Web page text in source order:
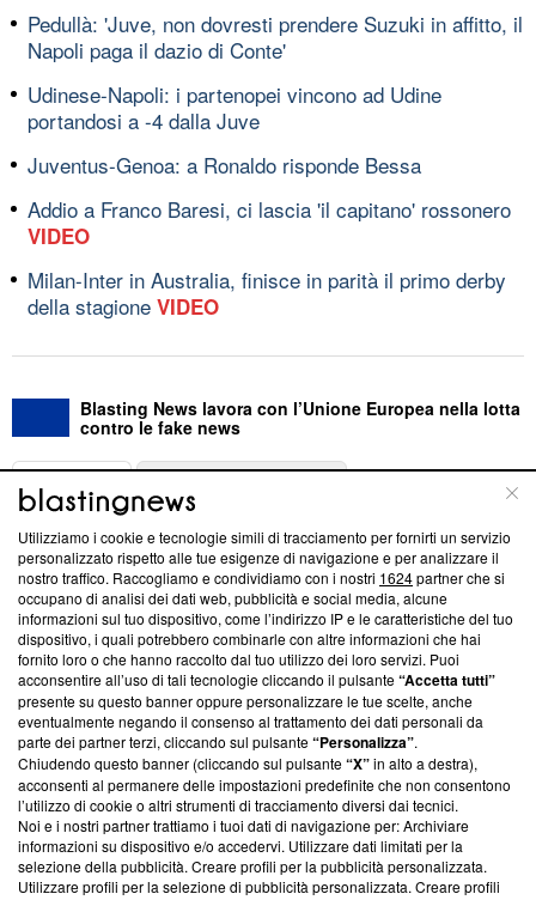
Pedullà: 'Juve, non dovresti prendere Suzuki in affitto, il
Napoli paga il dazio di Conte'
Udinese-Napoli: i partenopei vincono ad Udine
portandosi a -4 dalla Juve
Juventus-Genoa: a Ronaldo risponde Bessa
Addio a Franco Baresi, ci lascia 'il capitano' rossonero
VIDEO
Milan-Inter in Australia, finisce in parità il primo derby
della stagione VIDEO
Blasting News lavora con l’Unione Europea nella lotta
contro le fake news
ABOUT
Questa sezione offre informazioni trasparenti su Blasting
News, sui nostri processi editoriali e su come ci impegniamo a
creare news di qualità. Inoltre, afferma la nostra aderenza a
‘Trust Project - News with Integrity’Blasting News non è
ancora membro del programma, ma ha richiesto di farne
parte; Trust Project non ha ancora effettuato una verifica di
conformità agli standard.
Su di noi
Team editoriale
Corporate
Redazione
Utilizziamo i cookie e tecnologie simili di tracciamento per fornirti un servizio
personalizzato rispetto alle tue esigenze di navigazione e per analizzare il
nostro traffico. Raccogliamo e condividiamo con i nostri 1624partner che si
occupano di analisi dei dati web, pubblicità e social media, alcune
informazioni sul tuo dispositivo, come l’indirizzo IP e le caratteristiche del tuo
dispositivo, i quali potrebbero combinarle con altre informazioni che hai
fornito loro o che hanno raccolto dal tuo utilizzo dei loro servizi. Puoi
acconsentire all’uso di tali tecnologie cliccando il pulsante“Accetta tutti”
presente su questo banner oppure personalizzare le tue scelte, anche
eventualmente negando il consenso al trattamento dei dati personali da
parte dei partner terzi, cliccando sul pulsante“Personalizza”.
Chiudendo questo banner (cliccando sul pulsante“X”in alto a destra),
acconsenti al permanere delle impostazioni predefinite che non consentono
l’utilizzo di cookie o altri strumenti di tracciamento diversi dai tecnici.
Noi e i nostri partner trattiamo i tuoi dati di navigazione per: Archiviare
informazioni su dispositivo e/o accedervi. Utilizzare dati limitati per la
selezione della pubblicità. Creare profili per la pubblicità personalizzata.
Utilizzare profili per la selezione di pubblicità personalizzata. Creare profili